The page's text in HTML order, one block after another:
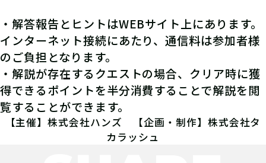
4
9%
3
55%
2
1
0%
てごたえ
3.0(9件)
ストーリー
2.7(9件)
ボリューム
1.9(9件)
※発見報告にGPSを使用するクエストが一部存在します。
・解答報告とヒントはWEBサイト上にあります。
インターネット接続にあたり、通信料は参加者様
のご負担となります。
・解説が存在するクエストの場合、クリア時に獲
得できるポイントを半分消費することで解説を閲
覧することができます。
【主催】株式会社ハンズ 【企画・制作】株式会社タ
カラッシュ